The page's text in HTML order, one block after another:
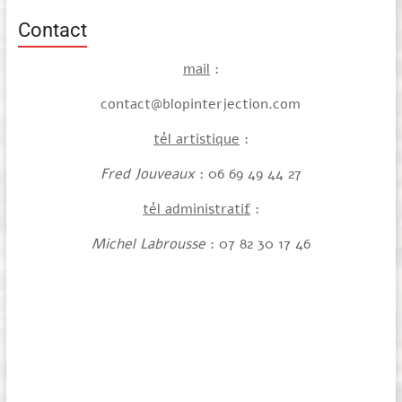
Contact
mail :
contact@blopinterjection.com
tél artistique :
Fred Jouveaux: 06 69 49 44 27
tél administratif:
Michel Labrousse: 07 82 30 17 46